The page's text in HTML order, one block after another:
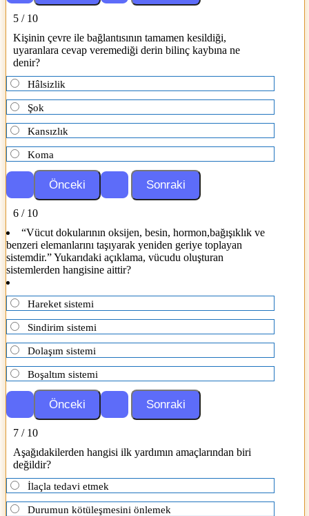
5 / 10
Kişinin çevre ile bağlantısının tamamen kesildiği,
uyaranlara cevap veremediği derin bilinç kaybına ne
denir?
Hâlsizlik
Şok
Kansızlık
Koma
6 / 10
“Vücut dokularının oksijen, besin, hormon,bağışıklık ve
benzeri elemanlarını taşıyarak yeniden geriye toplayan
sistemdir.” Yukarıdaki açıklama, vücudu oluşturan
sistemlerden hangisine aittir?
Hareket sistemi
Sindirim sistemi
Dolaşım sistemi
Boşaltım sistemi
7 / 10
Aşağıdakilerden hangisi ilk yardımın amaçlarından biri
değildir?
İlaçla tedavi etmek
Durumun kötüleşmesini önlemek